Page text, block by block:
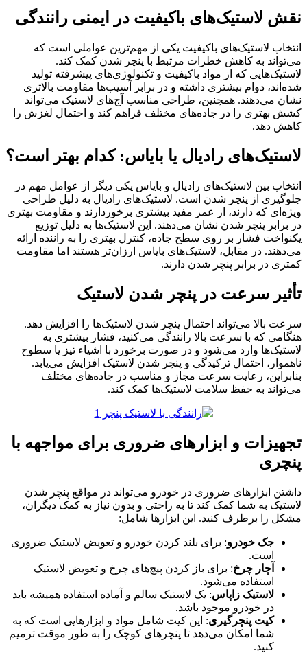
نقش لاستیک‌های باکیفیت در ایمنی رانندگی
انتخاب لاستیک‌های باکیفیت یکی از مهم‌ترین عواملی است که
می‌تواند به کاهش خطرات مرتبط با پنچر شدن کمک کند.
لاستیک‌هایی که از مواد باکیفیت و تکنولوژی‌های پیشرفته تولید
شده‌اند، دوام بیشتری داشته و در برابر آسیب‌ها مقاومت بالاتری
نشان می‌دهند. همچنین، طراحی مناسب آج‌های لاستیک می‌تواند
کشش بهتری را در جاده‌های مختلف فراهم کند و احتمال لغزش را
کاهش دهد.
لاستیک‌های رادیال یا بایاس: کدام بهتر است؟
انتخاب بین لاستیک‌های رادیال و بایاس یکی دیگر از عوامل مهم در
جلوگیری از پنچر شدن است. لاستیک‌های رادیال به دلیل طراحی
ویژه‌ای که دارند، از عمر مفید بیشتری برخوردارند و مقاومت بهتری
در برابر پنچر شدن نشان می‌دهند. این لاستیک‌ها به دلیل توزیع
یکنواخت فشار بر روی سطح جاده، کنترل بهتری را به راننده ارائه
می‌دهند. در مقابل، لاستیک‌های بایاس ارزان‌تر هستند اما مقاومت
کمتری در برابر پنچر شدن دارند.
تأثیر سرعت در پنچر شدن لاستیک
سرعت بالا می‌تواند احتمال پنچر شدن لاستیک‌ها را افزایش دهد.
هنگامی که با سرعت بالا رانندگی می‌کنید، فشار بیشتری به
لاستیک‌ها وارد می‌شود و در صورت برخورد با اشیاء تیز یا سطوح
ناهموار، احتمال ترکیدگی و پنچر شدن لاستیک افزایش می‌یابد.
بنابراین، رعایت سرعت مجاز و مناسب در جاده‌های مختلف
می‌تواند به حفظ سلامت لاستیک‌ها کمک کند.
تجهیزات و ابزارهای ضروری برای مواجهه با
پنچری
داشتن ابزارهای ضروری در خودرو می‌تواند در مواقع پنچر شدن
لاستیک به شما کمک کند تا به راحتی و بدون نیاز به کمک دیگران،
مشکل را برطرف کنید. این ابزارها شامل:
جک خودرو: برای بلند کردن خودرو و تعویض لاستیک ضروری
است.
آچار چرخ: برای باز کردن پیچ‌های چرخ و تعویض لاستیک
استفاده می‌شود.
لاستیک زاپاس: یک لاستیک سالم و آماده استفاده همیشه باید
در خودرو موجود باشد.
کیت پنچرگیری: این کیت شامل مواد و ابزارهایی است که به
شما امکان می‌دهد تا پنچرهای کوچک را به طور موقت ترمیم
کنید.